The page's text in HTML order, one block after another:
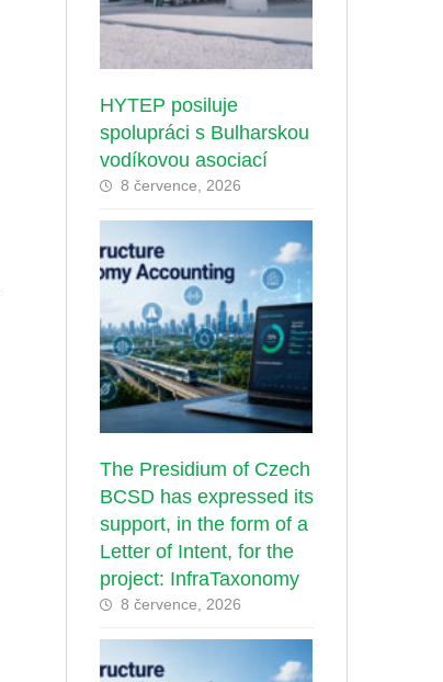
HYTEP posiluje
spolupráci s Bulharskou
vodíkovou asociací
8 července, 2026
The Presidium of Czech
BCSD has expressed its
support, in the form of a
Letter of Intent, for the
project: InfraTaxonomy
8 července, 2026